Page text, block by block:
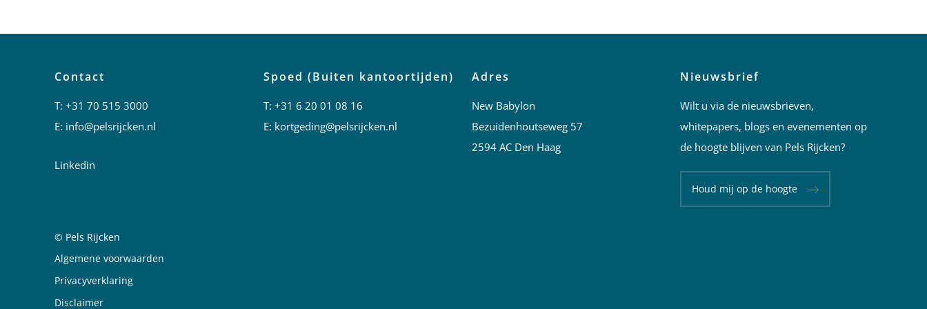
Contact
T:+31 70 515 3000
E: info@pelsrijcken.nl
Linkedin
Spoed (Buiten kantoortijden)
T: +31 6 20 01 08 16
E: kortgeding@pelsrijcken.nl
Adres
New Babylon
Bezuidenhoutseweg 57
2594 AC Den Haag
Nieuwsbrief
Wilt u via de nieuwsbrieven,
whitepapers, blogs en evenementen op
de hoogte blijven van Pels Rijcken?
Houd mij op de hoogte
Juridische informatie
© Pels Rijcken
Algemene voorwaarden
Privacyverklaring
Disclaimer